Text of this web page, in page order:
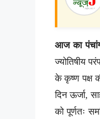
आज का
ज्योतिषीय
के कृष्ण पक्ष
दिन ऊर्जा,
को पूर्णतः